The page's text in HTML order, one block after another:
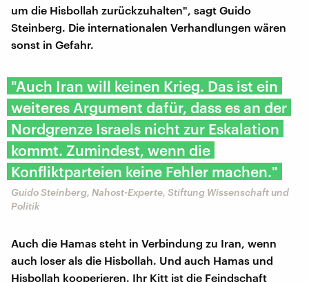
um die Hisbollah zurückzuhalten", sagt Guido
Steinberg. Die internationalen Verhandlungen wären
sonst in Gefahr.
"Auch Iran will keinen Krieg. Das ist ein
weiteres Argument dafür, dass es an der
Nordgrenze Israels nicht zur Eskalation
kommt. Zumindest, wenn die
Konfliktparteien keine Fehler machen."
Guido Steinberg, Nahost-Experte, Stiftung Wissenschaft und
Politik
Auch die Hamas steht in Verbindung zu Iran, wenn
auch loser als die Hisbollah. Und auch Hamas und
Hisbollah kooperieren. Ihr Kitt ist die Feindschaft